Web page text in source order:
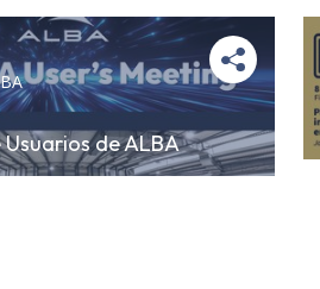
Usuarios de ALBA